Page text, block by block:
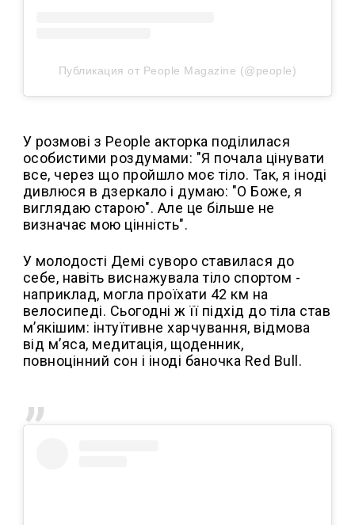
Публикация от People Magazine (@people)
У розмові з People акторка поділилася
особистими роздумами: "Я почала цінувати
все, через що пройшло моє тіло. Так, я іноді
дивлюся в дзеркало і думаю: "О Боже, я
виглядаю старою". Але це більше не
визначає мою цінність".
У молодості Демі суворо ставилася до
себе, навіть виснажувала тіло спортом -
наприклад, могла проїхати 42 км на
велосипеді. Сьогодні ж її підхід до тіла став
м’якішим: інтуїтивне харчування, відмова
від м’яса, медитація, щоденник,
повноцінний сон і іноді баночка Red Bull.